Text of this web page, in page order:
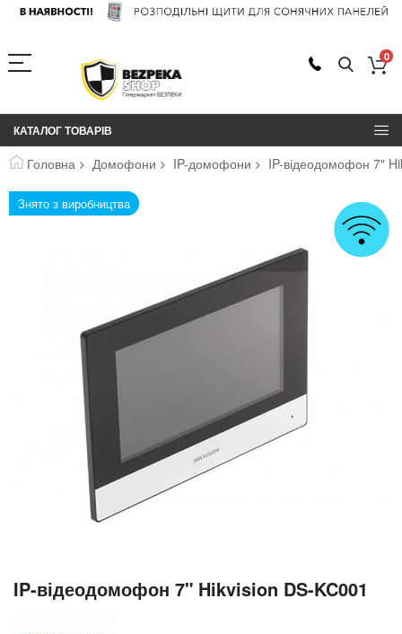
0
КАТАЛОГ ТОВАРІВ
Головна Домофони IP-домофони IP-відеодомофон 7"
Перейти
до
Знято з виробництва
Перейти
до
IP-відеодомофон 7" Hikvision DS-KC001